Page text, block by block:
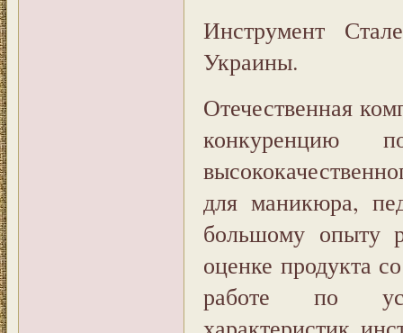
Инструмент
Украины.
Отечественная
конкуренцию
для маникюра,
большому опыту
оценке продукта
работе по